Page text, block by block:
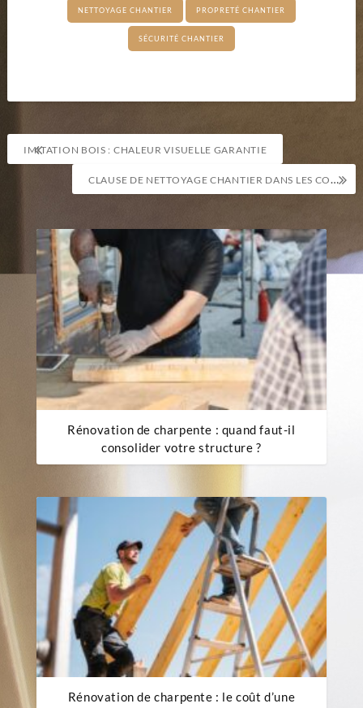
NETTOYAGE CHANTIER PROPRETÉ CHANTIER
SÉCURITÉ CHANTIER
Navigation
de
l’article
IMITATION BOIS : CHALEUR VISUELLE GARANTIE
CLAUSE DE NETTOYAGE CHANTIER DANS LES CONTRATS
Rénovation de charpente : quand faut-il
consolider votre structure ?
Rénovation de charpente : le coût d’une